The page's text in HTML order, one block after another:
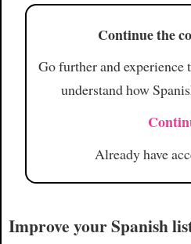
Continue the
Go further and
understand how
Already have
Improve your Spanish